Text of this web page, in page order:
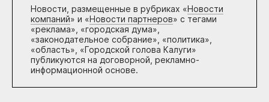
Новости, размещенные в рубриках «Новости
компаний» и «Новости партнеров» с тегами
«реклама», «городская дума»,
«законодательное собрание», «политика»,
«область», «Городской голова Калуги»
публикуются на договорной, рекламно-
информационной основе.